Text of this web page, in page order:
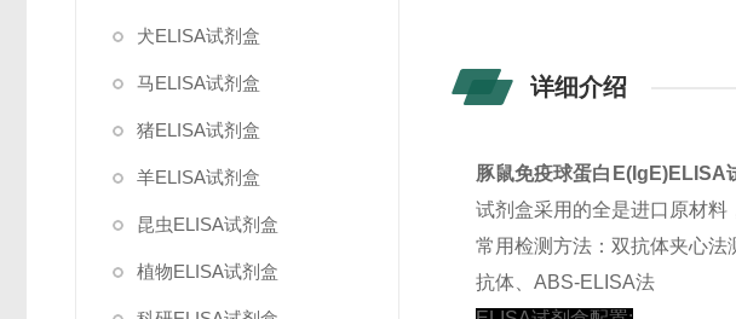
犬ELISA试剂盒
马ELISA试剂盒
猪ELISA试剂盒
羊ELISA试剂盒
昆虫ELISA试剂盒
植物ELISA试剂盒
详细介绍
豚鼠免疫球蛋白E(IgE)ELISA
试剂盒采用的全是进口原材料
常用检测方法：双抗体夹心
抗体、ABS-ELISA法